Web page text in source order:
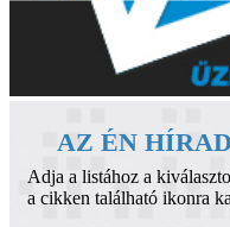
AZ ÉN
Adja a listához a
a cikken található ikonra